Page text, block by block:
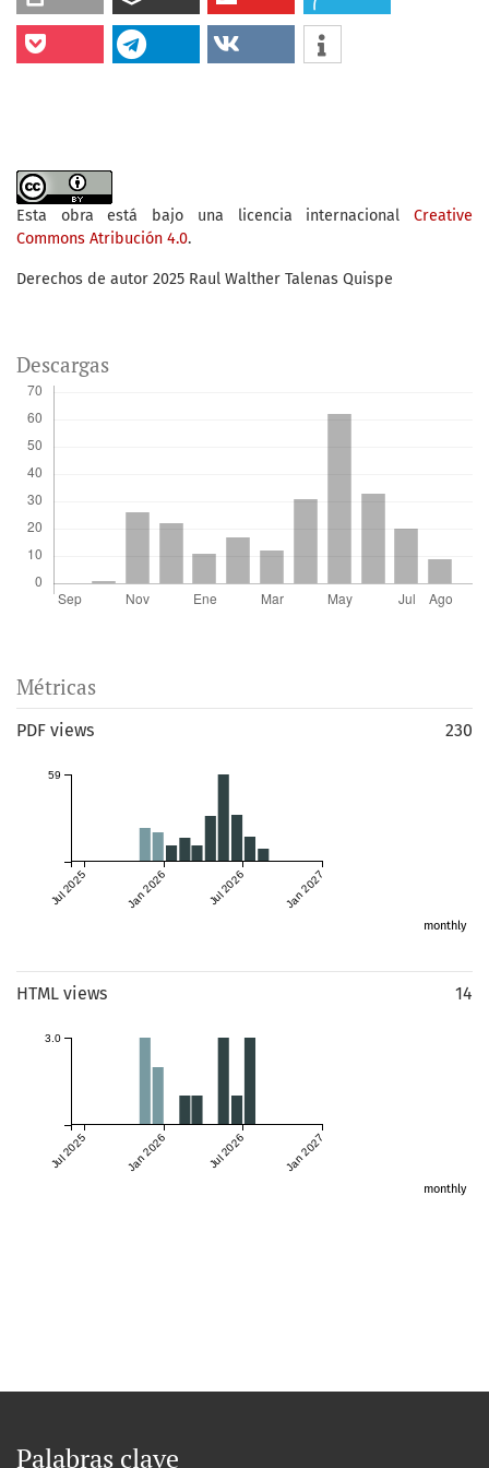
Esta obra está bajo una licencia internacional Creative
Commons Atribución 4.0.
Derechos de autor 2025 Raul Walther Talenas Quispe
Descargas
Métricas
PDF views 230
Jul 2025 Jan 2026 Jul 2026 Jan 2027
59
monthly
HTML views 14
Jul 2025 Jan 2026 Jul 2026 Jan 2027
3.0
monthly
Palabras clave